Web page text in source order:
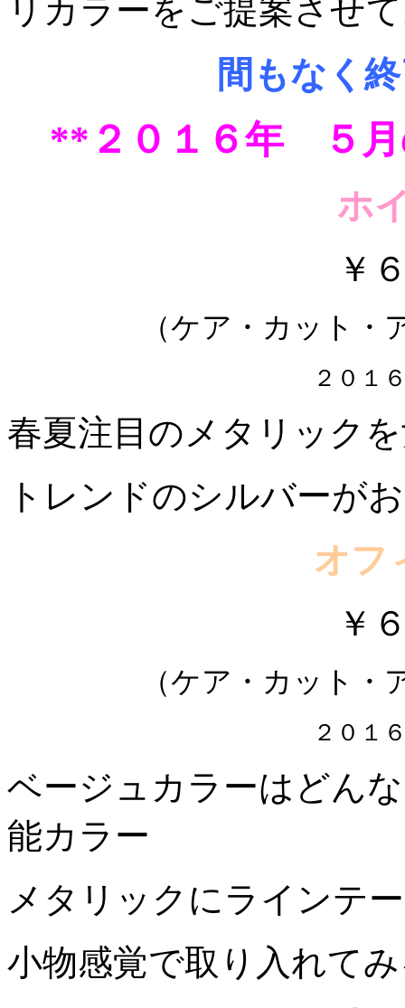
リカラーをご提案させ
間もなく
**２０１６年 ５月
ホ
￥
（ケア・カット・
２０１
春夏注目のメタリック
トレンドのシルバーが
オフ
￥
（ケア・カット・
２０１
ベージュカラーはどん
能カラー
メタリックにラインテ
小物感覚で取り入れて